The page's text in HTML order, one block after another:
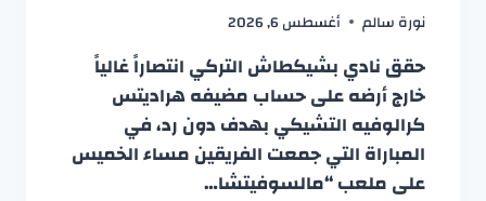
نورة سالم أغسطس 6, 2026
حقق نادي بشيكطاش التركي انتصاراً غالياً
خارج أرضه على حساب مضيفه هراديتس
كرالوفيه التشيكي بهدف دون رد، في
المباراة التي جمعت الفريقين مساء الخميس
على ملعب “مالسوفيتشا…